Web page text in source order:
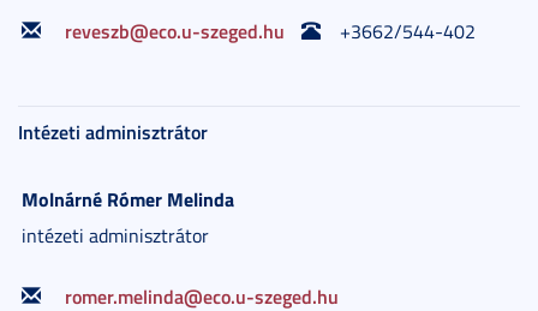
reveszb@eco.u-szeged.hu +3662/544-402
Intézeti adminisztrátor
Molnárné Rómer Melinda
intézeti adminisztrátor
romer.melinda@eco.u-szeged.hu